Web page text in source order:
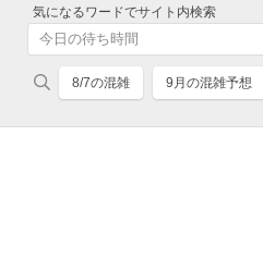
気になるワードでサイト内検索
8/7の混雑 9月の混雑予想